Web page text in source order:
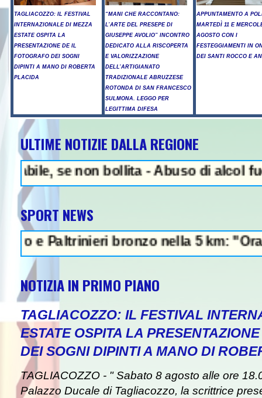
TAGLIACOZZO: IL FESTIVAL
INTERNAZIONALE DI MEZZA
ESTATE OSPITA LA
PRESENTAZIONE DE IL
FOTOGRAFO DEI SOGNI
DIPINTI A MANO DI ROBERTA
PLACIDA
“MANI CHE RACCONTANO:
L’ARTE DEL PRESEPE DI
GIUSEPPE AVOLIO” INCONTRO
DEDICATO ALLA RISCOPERTA
E VALORIZZAZIONE
DELL’ARTIGIANATO
TRADIZIONALE ABRUZZESE
ROTONDA DI SAN FRANCESCO
SULMONA. LEGGO PER
LEGITTIMA DIFESA
APPUNTAMENTO A
MARTEDÌ 11 E
AGOSTO CON I
FESTEGGIAMENTI IN
DEI SANTI ROCCO E
ULTIME NOTIZIE DALLA REGIONE
non bollita - Abuso di alcol fuori
SPORT NEWS
bronzo nella 5 km: "Ora ci
NOTIZIA IN PRIMO PIANO
TAGLIACOZZO: IL FESTIVAL
ESTATE OSPITA LA
DEI SOGNI DIPINTI A MANO DI
TAGLIACOZZO - " Sabato 8 agosto alle ore
Palazzo Ducale di Tagliacozzo, la scrittrice